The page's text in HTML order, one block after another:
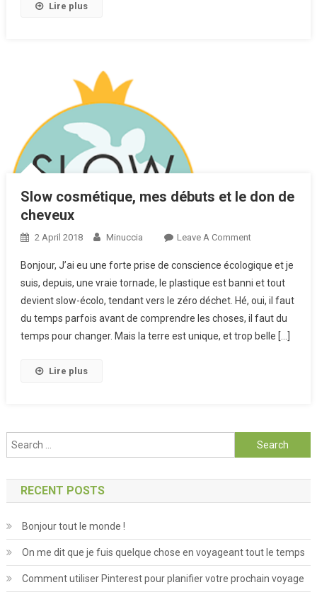
Lire plus
Slow cosmétique, mes débuts et le don de
cheveux
2 April 2018 Minuccia Leave A CommentOn Slow
Mes Débuts
Et Le Don
De Cheveux
Bonjour, J’ai eu une forte prise de conscience écologique et je
suis, depuis, une vraie tornade, le plastique est banni et tout
devient slow-écolo, tendant vers le zéro déchet. Hé, oui, il faut
du temps parfois avant de comprendre les choses, il faut du
temps pour changer. Mais la terre est unique, et trop belle […]
Lire plus
Search for:
RECENT POSTS
Bonjour tout le monde !
On me dit que je fuis quelque chose en voyageant tout le temps
Comment utiliser Pinterest pour planifier votre prochain voyage